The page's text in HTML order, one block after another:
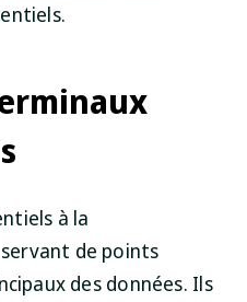
à la
de points
des données. Ils